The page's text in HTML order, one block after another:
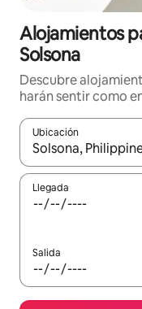
Alojamientos
Solsona
Descubre
harán sentir como
Ubicación
Cuando los
Llegada
Salida